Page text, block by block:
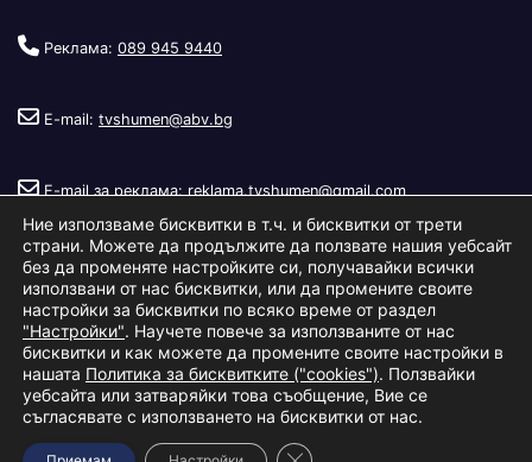
Реклама: 089 945 9440
E-mail: tvshumen@abv.bg
E-mail за реклама: reklama.tvshumen@gmail.com
Copyright © 2026Телевизия Шумен.|Изработка: S.I.T Solutions
Ltd.
За насРекламаУсловия за ползване
Политика за бисквитки
Ние използваме бисквитки в т.ч. и бисквитки от трети
страни. Можете да продължите да ползвате нашия уебсайт
без да променяте настройките си, получавайки всички
използвани от нас бисквитки, или да промените своите
настройки за бисквитки по всяко време от раздел
"Настройки". Научете повече за използваните от нас
бисквитки и как можете да промените своите настройки в
нашата Политика за бисквитките ("cookies"). Ползвайки
уебсайта или затваряйки това съобщение, Вие се
съгласявате с използването на бисквитки от нас.
Close GDPR Cookie Banner